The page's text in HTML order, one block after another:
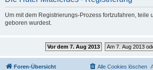
Um mit dem Registrierungs-Prozess fortzufahren, teile
geboren wurdest.
Vor dem 7. Aug 2013 Am 7. Aug 2013
Foren-Übersicht Alle Cookies löschen